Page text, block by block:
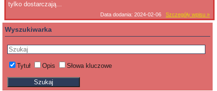
tylko dostarczają...
Data dodania: 2024-02-06 Szczegóły wpisu »
Wyszukiwarka
Tytuł Opis Słowa kluczowe